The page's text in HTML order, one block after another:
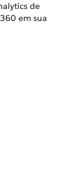
de
em sua
de dados e